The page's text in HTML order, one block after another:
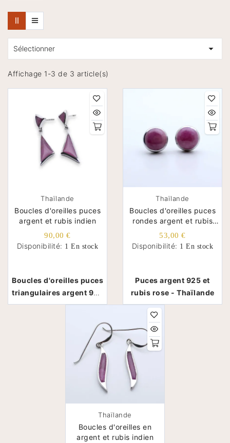
Sélectionner 
Affichage 1-3 de 3 article(s)
Thaïlande
Boucles d'oreilles puces
argent et rubis indien
90,00 €
Disponibilité: 1 En stock
Boucles d'oreilles puces
triangulaires argent 925
et rubis - Thaïlande
Thaïlande
Boucles d'oreilles puces
rondes argent et rubis
indien
53,00 €
Disponibilité: 1 En stock
Puces argent 925 et
rubis rose - Thaïlande
Thaïlande
Boucles d'oreilles en
argent et rubis indien